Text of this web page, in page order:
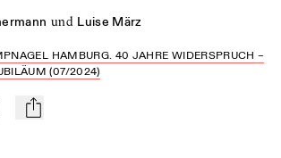
und Luise März
HAMBURG. 40 JAHRE WIDERSPRUCH –
(07/2024)
mail